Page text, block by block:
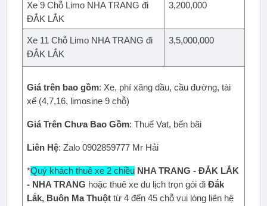
Xe 9 Chỗ Limo NHA TRANG đi
ĐẮK LẮK
3,200,000
Xe 11 Chỗ Limo NHA TRANG đi
ĐẮK LẮK
3,5,000,000
Giá trên bao gồm: Xe, phí xăng dầu, cầu đường, tài
xế (4,7,16, limosine 9 chỗ)
Giá Trên Chưa Bao Gồm: Thuế Vat, bến bãi
Liên Hệ: Zalo 0902859777 Mr Hải
*Quý khách thuê xe 2 chiều NHA TRANG - ĐẮK LẮK
- NHA TRANG hoặc thuê xe du lịch trọn gói đi Đắk
Lắk, Buôn Ma Thuột từ 4 đến 45 chỗ vui lòng liên hệ